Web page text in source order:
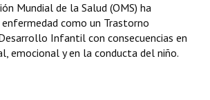
Mundial de la Salud (OMS) ha
como un Trastorno
Infantil con consecuencias en
emocional y en la conducta del niño.